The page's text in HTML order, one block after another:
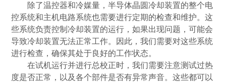
除了温控器和冷媒量，半导体晶圆冷却装置的整个电
控系统和主机电路系统也需要进行定期的检查和维护。这
些系统负责控制冷却装置的运行，如果出现问题，可能会
导致冷却装置无法正常工作。因此，我们需要对这些系统
进行检查，确保其处于良好的工作状态。
在试机运行并进行总校正时，我们需要注意测试过热
度是否正常，以及各个部件是否有异常声音。这些都可以